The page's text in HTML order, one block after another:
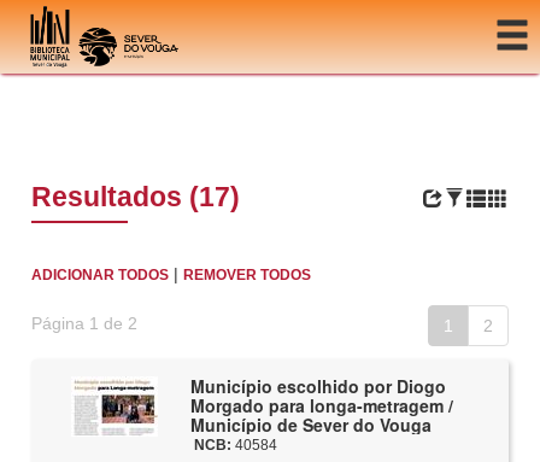
Ir para o conteúdo
Resultados (17)
ADICIONAR TODOS |REMOVER TODOS
Página 1 de 2 1 2
Município escolhido por Diogo
Morgado para longa-metragem /
Município de Sever do Vouga
NCB: 40584